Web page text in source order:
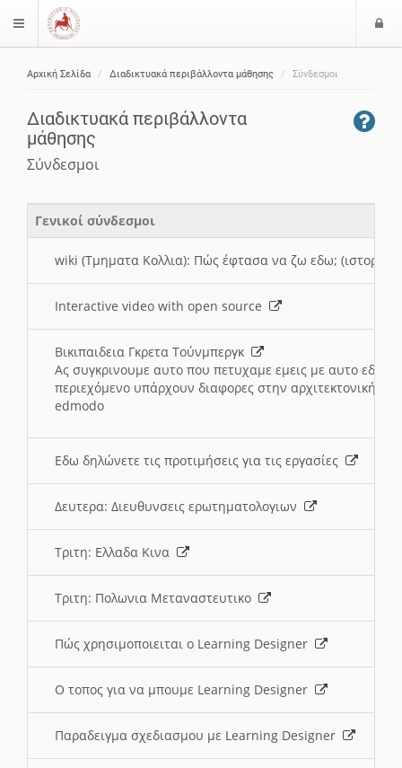
$langMenu
Αρχική Σελίδα Διαδικτυακά περιβάλλοντα μάθησης Σύνδεσμοι
Διαδικτυακά περιβάλλοντα
μάθησης
Σύνδεσμοι
Γενικοί σύνδεσμοι
wiki (Τμηματα Κολλια): Πώς έφτασα να ζω εδω; (ιστορια)
Interactive video with open source
Βικιπαιδεια Γκρετα Τούνμπεργκ
Ας συγκρινουμε αυτο που πετυχαμε εμεις με αυτο εδω
περιεχόμενο υπάρχουν διαφορες στην αρχιτεκτονική
edmodo
Εδω δηλώνετε τις προτιμήσεις για τις εργασίες
Δευτερα: Διευθυνσεις ερωτηματολογιων
Τριτη: Ελλαδα Κινα
Τριτη: Πολωνια Μεταναστευτικο
Πώς χρησιμοποιειται ο Learning Designer
O τοπος για να μπουμε Learning Designer
Παραδειγμα σχεδιασμου με Learning Designer